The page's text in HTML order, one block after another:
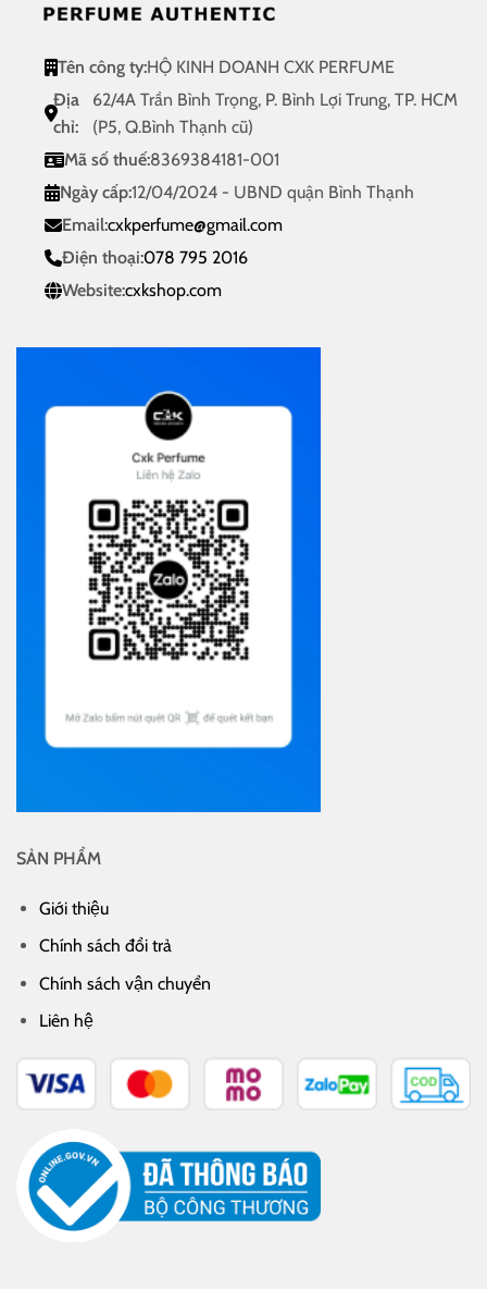
Tên công ty:HỘ KINH DOANH CXK PERFUME
Địa
chỉ:
62/4A Trần Bình Trọng, P. Bình Lợi Trung, TP. HCM
(P5, Q.Bình Thạnh cũ)
Mã số thuế:8369384181-001
Ngày cấp:12/04/2024 - UBND quận Bình Thạnh
Email:cxkperfume@gmail.com
Điện thoại:078 795 2016
Website:cxkshop.com
SẢN PHẨM
Giới thiệu
Chính sách đổi trả
Chính sách vận chuyển
Liên hệ